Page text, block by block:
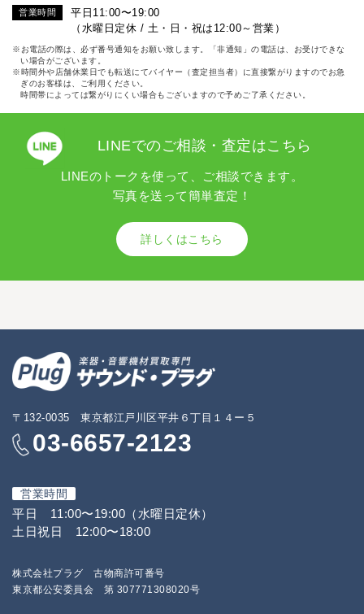
営業時間
平日11:00〜19:00
（水曜日定休 / 土・日・祝は12:00～営業）
※お電話の際は、必ず番号通知をお願い致します。「非通知」の電話は、お受けできな
い場合がございます。
※時間外や店舗休業日でも転送にてバイヤー（査定担当者）に直接繋がりますのでお急
ぎのお客様は、ご利用ください。
時間帯によっては繋がりにくい場合もございますので予めご了承ください。
LINEでのご相談・査定はこちら
LINEのトークを使って、ご相談できます。
写真を送って簡単査定！
詳しくはこちら
〒132-0035 東京都江戸川区平井６丁目１４ー５
03-6657-2123
営業時間
平日 11:00〜19:00（水曜日定休）
土日祝日 12:00〜18:00
株式会社プラグ 古物商許可番号
東京都公安委員会 第 307771308020号